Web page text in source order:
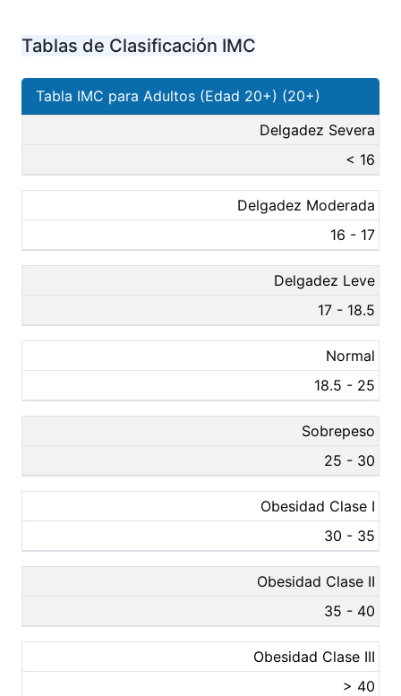
Tablas de Clasificación IMC
Tabla IMC para Adultos (Edad 20+) (20+)
Delgadez Severa
< 16
Delgadez Moderada
16 - 17
Delgadez Leve
17 - 18.5
Normal
18.5 - 25
Sobrepeso
25 - 30
Obesidad Clase I
30 - 35
Obesidad Clase II
35 - 40
Obesidad Clase III
> 40